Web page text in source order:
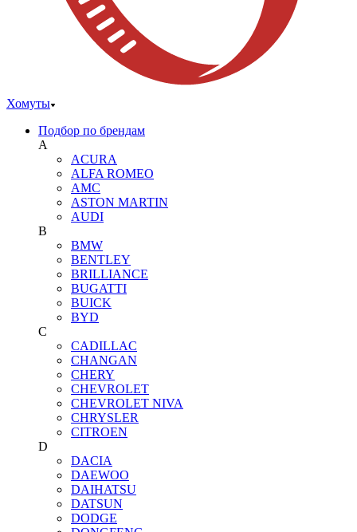
Хомуты
Подбор по брендам
A
ACURA
ALFA ROMEO
AMC
ASTON MARTIN
AUDI
B
BMW
BENTLEY
BRILLIANCE
BUGATTI
BUICK
BYD
C
CADILLAC
CHANGAN
CHERY
CHEVROLET
CHEVROLET NIVA
CHRYSLER
CITROEN
D
DACIA
DAEWOO
DAIHATSU
DATSUN
DODGE